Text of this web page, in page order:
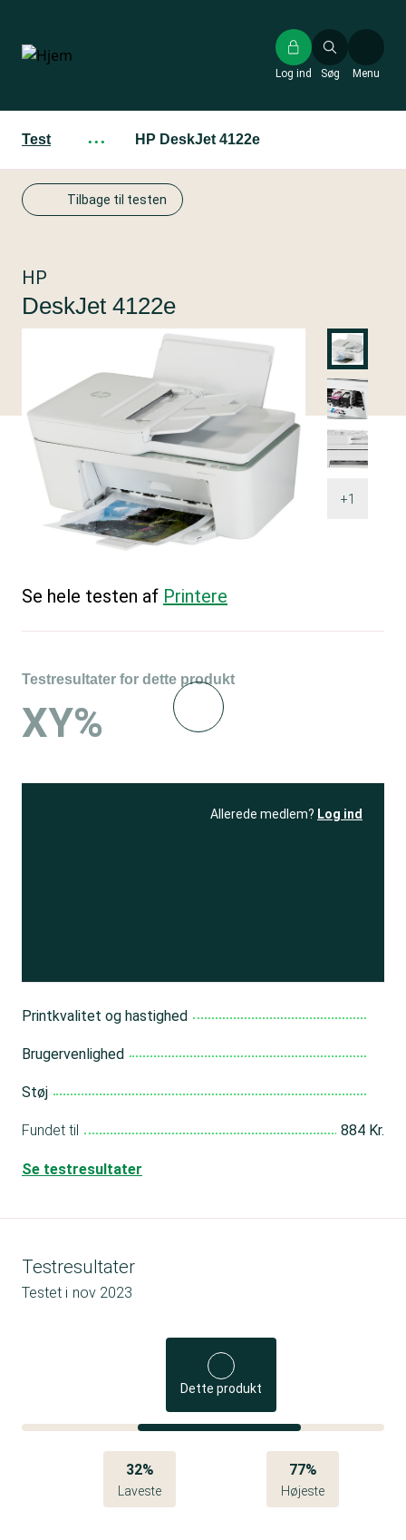
hovedindhold
Søg
Log ind Menu
Test ··· HP DeskJet 4122e
Tilbage til testen
+1
HP
DeskJet 4122e
Se hele testen af Printere
Testresultater for dette produkt
XY%
Allerede medlem? Log ind
Printkvalitet og hastighed
Brugervenlighed
Støj
Fundet til 884 Kr.
Se testresultater
Testresultater
Testet i nov 2023
Dette produkt
32%
Laveste
77%
Højeste